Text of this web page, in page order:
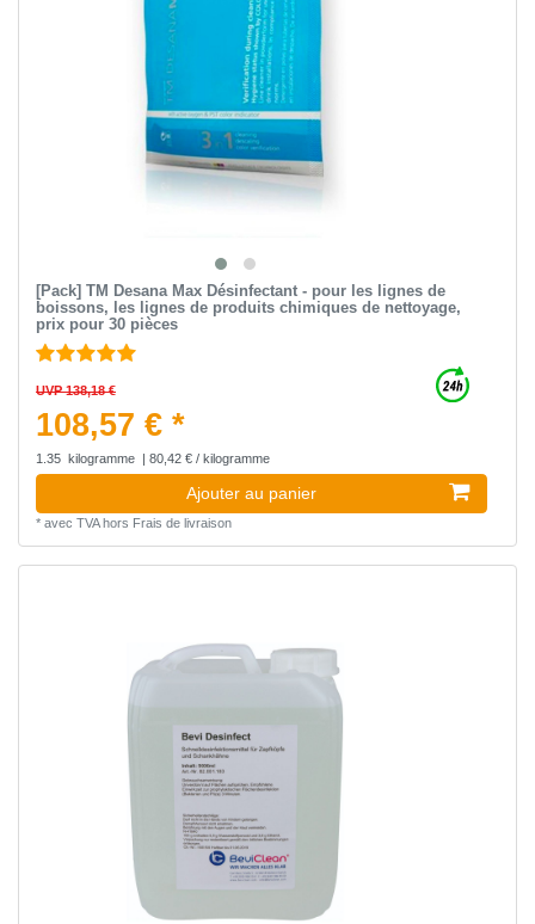
[Pack] TM Desana Max Désinfectant - pour les lignes de
boissons, les lignes de produits chimiques de nettoyage,
prix pour 30 pièces
UVP 138,18 €
108,57 € *
1.35 kilogramme | 80,42 € / kilogramme
Ajouter au panier
* avec TVAhors Frais de livraison